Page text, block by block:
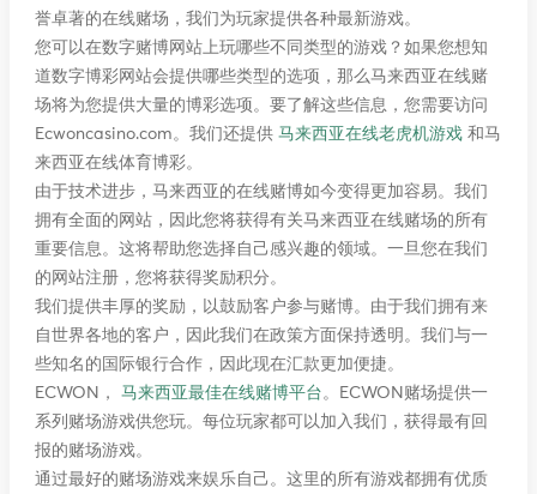
誉卓著的在线赌场，我们为玩家提供各种最新游戏。
您可以在数字赌博网站上玩哪些不同类型的游戏？如果您想知
道数字博彩网站会提供哪些类型的选项，那么马来西亚在线赌
场将为您提供大量的博彩选项。要了解这些信息，您需要访问
Ecwoncasino.com。我们还提供 马来西亚在线老虎机游戏 和马
来西亚在线体育博彩。
由于技术进步，马来西亚的在线赌博如今变得更加容易。我们
拥有全面的网站，因此您将获得有关马来西亚在线赌场的所有
重要信息。这将帮助您选择自己感兴趣的领域。一旦您在我们
的网站注册，您将获得奖励积分。
我们提供丰厚的奖励，以鼓励客户参与赌博。由于我们拥有来
自世界各地的客户，因此我们在政策方面保持透明。我们与一
些知名的国际银行合作，因此现在汇款更加便捷。
ECWON， 马来西亚最佳在线赌博平台。ECWON赌场提供一
系列赌场游戏供您玩。每位玩家都可以加入我们，获得最有回
报的赌场游戏。
通过最好的赌场游戏来娱乐自己。这里的所有游戏都拥有优质